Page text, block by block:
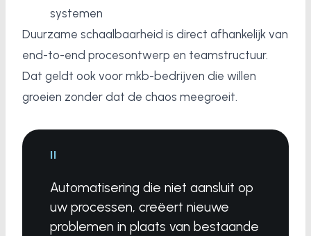
systemen
Duurzame schaalbaarheid is direct afhankelijk van
end-to-end procesontwerp en teamstructuur.
Dat geldt ook voor mkb-bedrijven die willen
groeien zonder dat de chaos meegroeit.
"
Automatisering die niet aansluit op
uw processen, creëert nieuwe
problemen in plaats van bestaande